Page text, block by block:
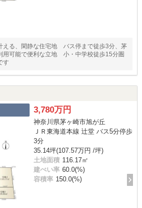
える、閑静な住宅地 バス停まで徒歩3分、茅
用可能で便利な立地 小・中学校徒歩15分圏
す
3,780万円
神奈川県茅ヶ崎市旭が丘
ＪＲ東海道本線 辻堂 バス5分停歩
3分
35.14坪(107.57万円 /坪)
土地面積 116.17㎡
建ぺい率 60.0(%)
容積率 150.0(%)